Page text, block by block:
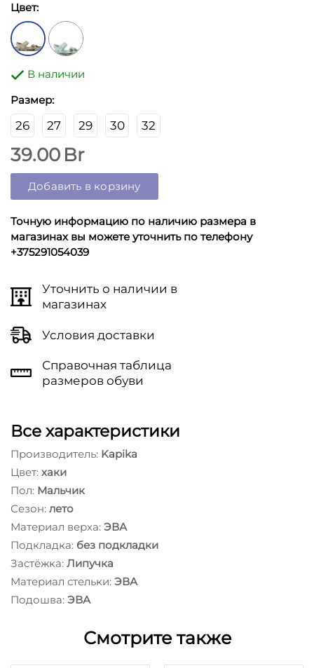
Цвет:
В наличии
Размер:
26 27 29 30 32
39.00 Br
Добавить в корзину
Точную информацию по наличию размера в
магазинах вы можете уточнить по телефону
+375291054039
Уточнить о наличии в
магазинах
Условия доставки
Справочная таблица
размеров обуви
Все характеристики
Производитель: Kapika
Цвет: хаки
Пол: Мальчик
Сезон: лето
Материал верха: ЭВА
Подкладка: без подкладки
Застёжка: Липучка
Материал стельки: ЭВА
Подошва: ЭВА
Смотрите также